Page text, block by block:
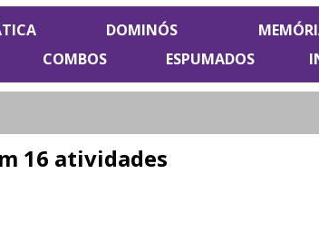
DOMINÓS
COMBOS ESPUMADOS
16 atividades